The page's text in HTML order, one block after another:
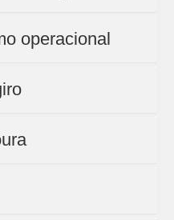
operacional